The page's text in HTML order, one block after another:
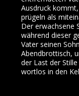
Ausdruck
prügeln als
Der erwachsene
während dieser
Vater seinen
Abendbrottisch,
der Last der
wortlos in den